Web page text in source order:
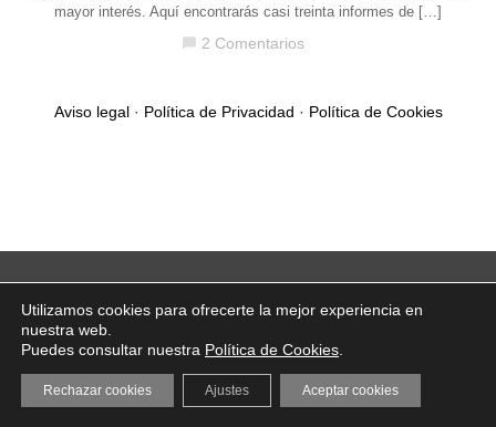
mayor interés. Aquí encontrarás casi treinta informes de […]
chat_bubble 2 Comentarios
Aviso legal· Política de Privacidad · Política de Cookies
Utilizamos cookies para ofrecerte la mejor experiencia en
nuestra web.
Puedes consultar nuestra Política de Cookies
Aceptar cookies
Rechazar cookies Ajustes